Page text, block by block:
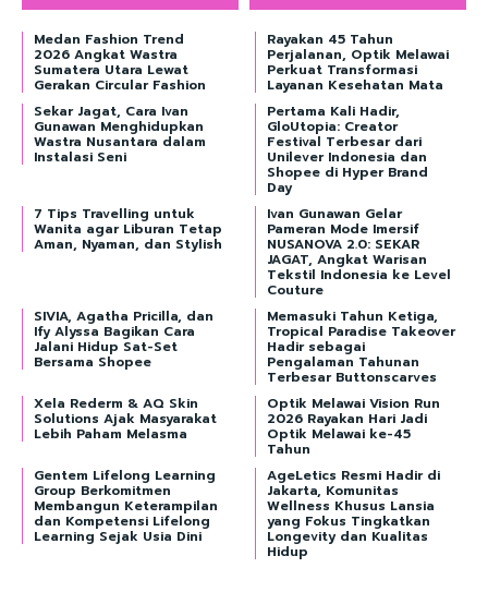
Medan Fashion Trend
2026 Angkat Wastra
Sumatera Utara Lewat
Gerakan Circular Fashion
Rayakan 45 Tahun
Perjalanan, Optik Melawai
Perkuat Transformasi
Layanan Kesehatan Mata
Sekar Jagat, Cara Ivan
Gunawan Menghidupkan
Wastra Nusantara dalam
Instalasi Seni
Pertama Kali Hadir,
GloUtopia: Creator
Festival Terbesar dari
Unilever Indonesia dan
Shopee di Hyper Brand
Day
7 Tips Travelling untuk
Wanita agar Liburan Tetap
Aman, Nyaman, dan Stylish
Ivan Gunawan Gelar
Pameran Mode Imersif
NUSANOVA 2.0: SEKAR
JAGAT, Angkat Warisan
Tekstil Indonesia ke Level
Couture
SIVIA, Agatha Pricilla, dan
Ify Alyssa Bagikan Cara
Jalani Hidup Sat-Set
Bersama Shopee
Memasuki Tahun Ketiga,
Tropical Paradise Takeover
Hadir sebagai
Pengalaman Tahunan
Terbesar Buttonscarves
Xela Rederm & AQ Skin
Solutions Ajak Masyarakat
Lebih Paham Melasma
Optik Melawai Vision Run
2026 Rayakan Hari Jadi
Optik Melawai ke-45
Tahun
Gentem Lifelong Learning
Group Berkomitmen
Membangun Keterampilan
dan Kompetensi Lifelong
Learning Sejak Usia Dini
AgeLetics Resmi Hadir di
Jakarta, Komunitas
Wellness Khusus Lansia
yang Fokus Tingkatkan
Longevity dan Kualitas
Hidup